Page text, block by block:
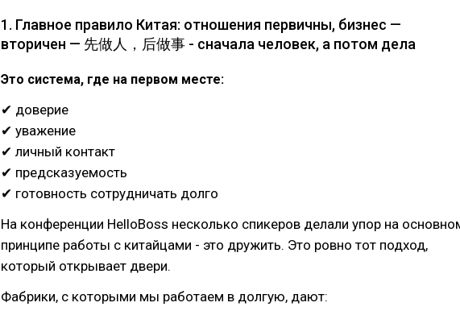
1. Главное правило Китая: отношения первичны, бизнес —
вторичен — 先做人，后做事 - сначала человек, а потом дела
Это система, где на первом месте:
✔ доверие
✔ уважение
✔ личный контакт
✔ предсказуемость
✔ готовность сотрудничать долго
На конференции HelloBoss несколько спикеров делали упор на
принципе работы с китайцами - это дружить. Это ровно тот подход,
который открывает двери.
Фабрики, с которыми мы работаем в долгую, дают: